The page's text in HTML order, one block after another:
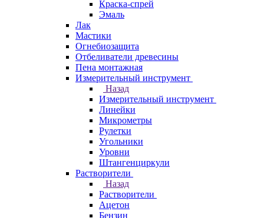
Краска-спрей
Эмаль
Лак
Мастики
Огнебиозащита
Отбеливатели древесины
Пена монтажная
Измерительный инструмент
Назад
Измерительный инструмент
Линейки
Микрометры
Рулетки
Угольники
Уровни
Штангенциркули
Растворители
Назад
Растворители
Ацетон
Бензин